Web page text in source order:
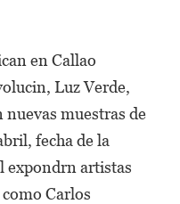
en Callao
Luz Verde,
muestras de
fecha de la
expondrn artistas
Carlos